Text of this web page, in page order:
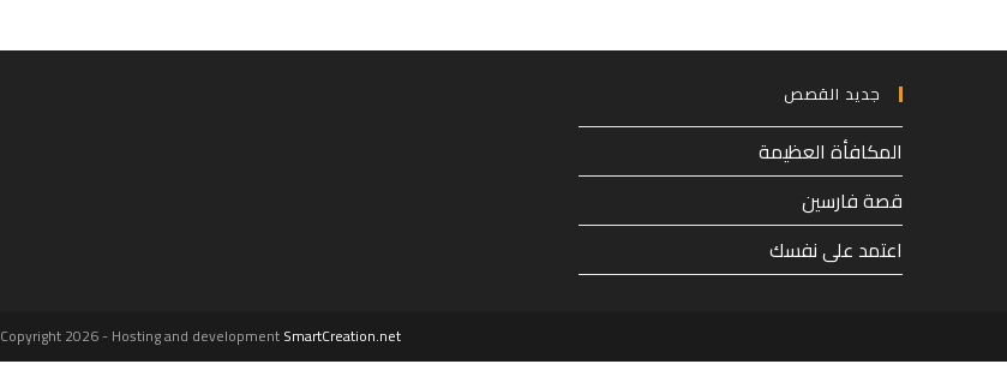
جديد القصص
المكافأة العظيمة
قصة فارسين
اعتمد على نفسك
Copyright 2026 - Hosting and developmentSmartCreation.net